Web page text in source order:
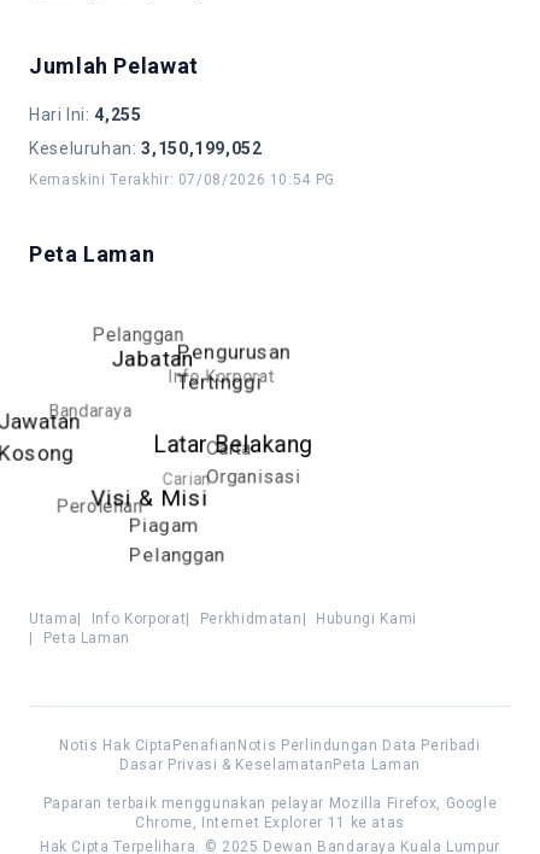
Jumlah Pelawat
Hari Ini:4,255
Keseluruhan:3,150,199,052
Kemaskini Terakhir: 07/08/2026 10:54 PG
Peta Laman
Latar Belakang
Visi & Misi
Piagam
Pelanggan
Carta
Organisasi
Pengurusan
Tertinggi
Jabatan
Jawatan
Kosong
Perolehan
Carian
Info Korporat
Pelanggan
Bandaraya
Utama Info Korporat Perkhidmatan
Hubungi Kami
Peta Laman
Notis Hak Cipta Penafian Notis Perlindungan Data Peribadi
Dasar Privasi & Keselamatan Peta Laman
Paparan terbaik menggunakan pelayar Mozilla Firefox, Google
Chrome, Internet Explorer 11 ke atas
Hak Cipta Terpelihara. © 2025 Dewan Bandaraya Kuala Lumpur